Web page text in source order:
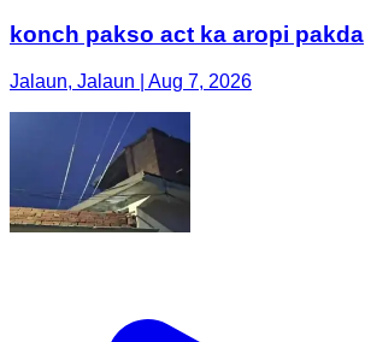
konch pakso act ka aropi pakda
Jalaun, Jalaun | Aug 7, 2026